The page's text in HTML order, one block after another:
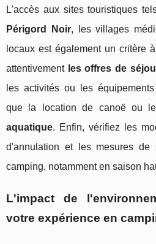
L'accès aux sites touristiques
Périgord Noir, les villages
locaux est également un critère
attentivement les offres de
les activités ou les
que la location de canoë ou
aquatique. Enfin, vérifiez les
d'annulation et les mesures de
camping, notamment en saison
L'impact de
votre expérience en